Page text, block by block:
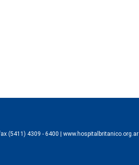
(5411) 4309 - 6400 | www.hospitalbritanico.org.ar